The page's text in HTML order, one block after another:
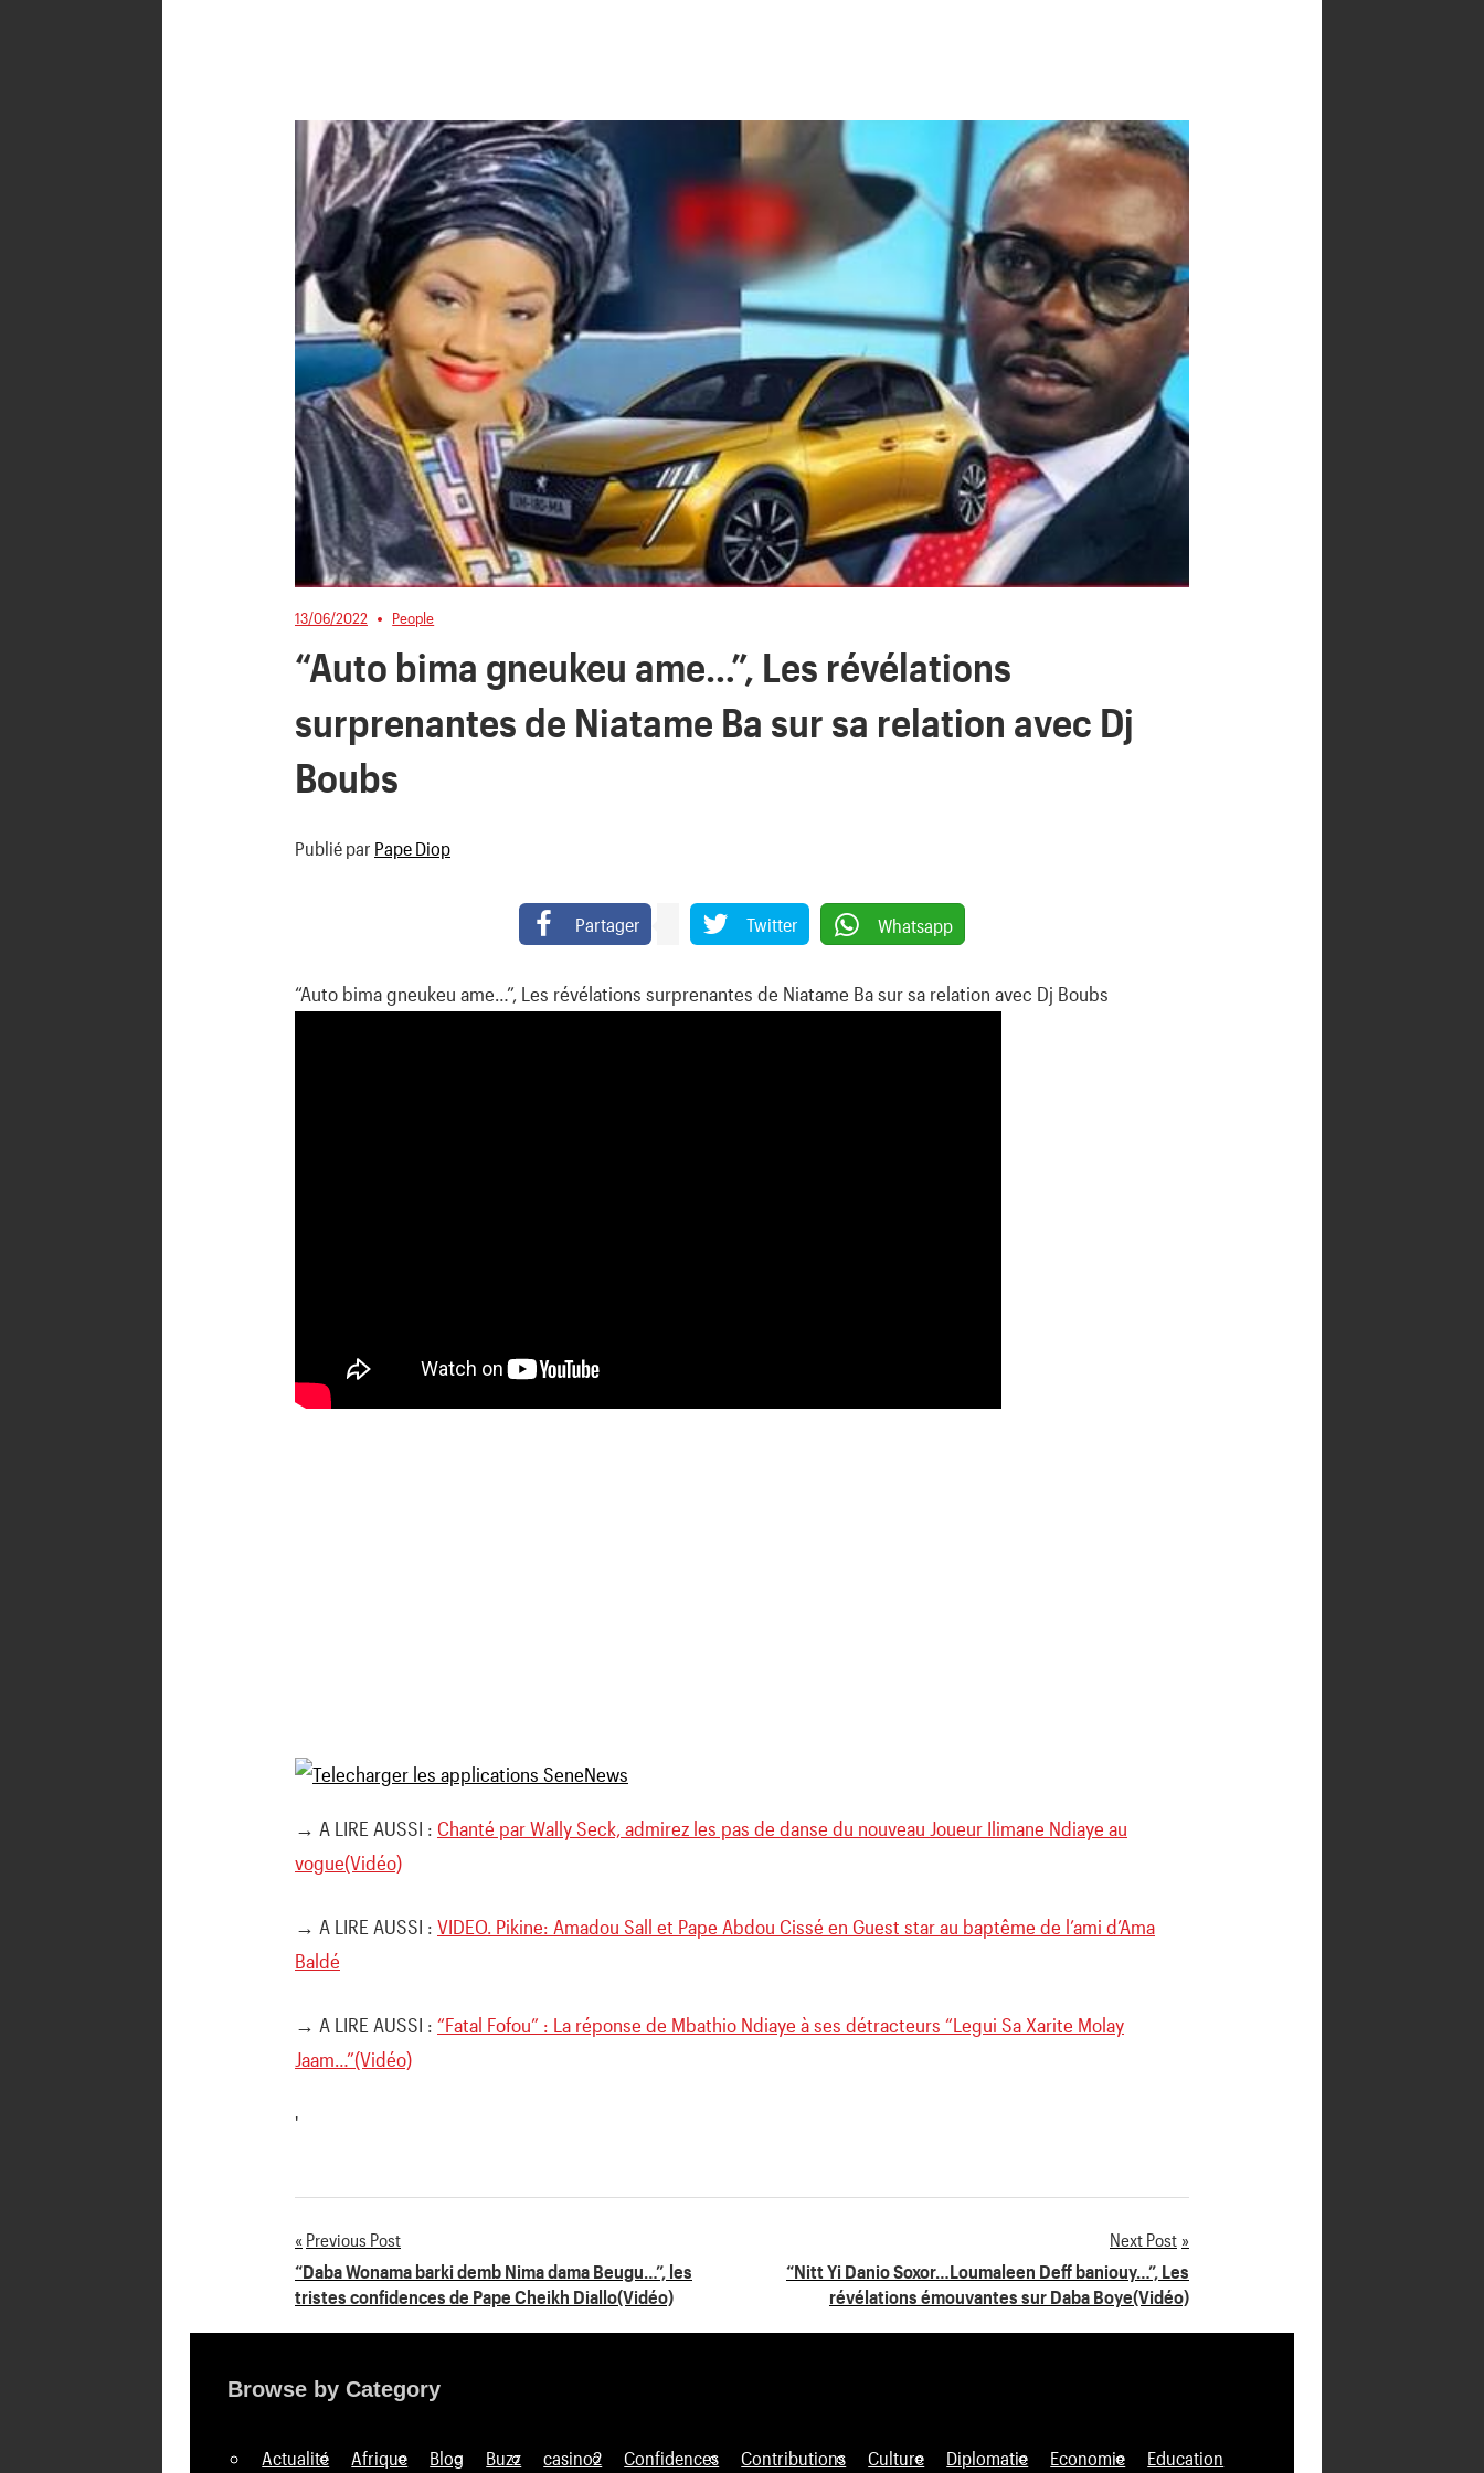
13/06/2022 People
“Auto bima gneukeu ame…”, Les révélations
surprenantes de Niatame Ba sur sa relation avec Dj
Boubs
Publié par Pape Diop
Partager Twitter Whatsapp
“Auto bima gneukeu ame…”, Les révélations surprenantes de Niatame Ba sur sa relation avec Dj Boubs
→ A LIRE AUSSI : Chanté par Wally Seck, admirez les pas de danse du nouveau Joueur Ilimane Ndiaye au
vogue(Vidéo)
→ A LIRE AUSSI : VIDEO. Pikine: Amadou Sall et Pape Abdou Cissé en Guest star au baptême de l’ami d’Ama
Baldé
→ A LIRE AUSSI : “Fatal Fofou” : La réponse de Mbathio Ndiaye à ses détracteurs “Legui Sa Xarite Molay
Jaam…”(Vidéo)
'
Navigation
de
Previous Post
“Daba Wonama barki demb Nima dama Beugu…”, les
tristes confidences de Pape Cheikh Diallo(Vidéo)
Next Post
“Nitt Yi Danio Soxor…Loumaleen Deff baniouy…”, Les
révélations émouvantes sur Daba Boye(Vidéo)
Browse by Category
Actualité Afrique Blog Buzz casino2 Confidences Contributions Culture Diplomatie Economie Education